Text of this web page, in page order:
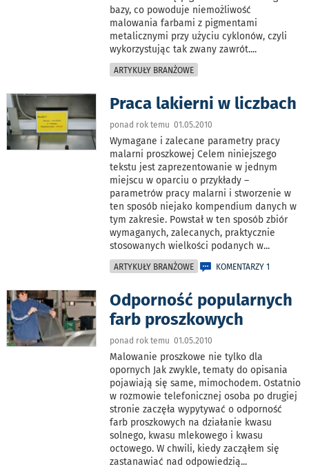
bazy, co powoduje niemożliwość
malowania farbami z pigmentami
metalicznymi przy użyciu cyklonów, czyli
wykorzystując tak zwany zawrót....
ARTYKUŁY BRANŻOWE
Praca lakierni w liczbach
ponad rok temu 01.05.2010
Wymagane i zalecane parametry pracy
malarni proszkowej Celem niniejszego
tekstu jest zaprezentowanie w jednym
miejscu w oparciu o przykłady –
parametrów pracy malarni i stworzenie w
ten sposób niejako kompendium danych w
tym zakresie. Powstał w ten sposób zbiór
wymaganych, zalecanych, praktycznie
stosowanych wielkości podanych w...
ARTYKUŁY BRANŻOWE KOMENTARZY 1
Odporność popularnych
farb proszkowych
ponad rok temu 01.05.2010
Malowanie proszkowe nie tylko dla
opornych Jak zwykle, tematy do opisania
pojawiają się same, mimochodem. Ostatnio
w rozmowie telefonicznej osoba po drugiej
stronie zaczęła wypytywać o odporność
farb proszkowych na działanie kwasu
solnego, kwasu mlekowego i kwasu
octowego. W chwili, kiedy zacząłem się
zastanawiać nad odpowiedzią...